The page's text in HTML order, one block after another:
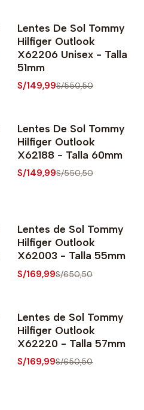
-73% OFF
Lentes De Sol Tommy
Hilfiger Outlook
X62206 Unisex - Talla
51mm
S/149,99S/550,50
-73% OFF
Lentes De Sol Tommy
Hilfiger Outlook
X62188 - Talla 60mm
S/149,99S/550,50
-74% OFF
Nuevo
Lentes de Sol Tommy
Hilfiger Outlook
X62003 - Talla 55mm
S/169,99S/650,50
-74% OFF
Nuevo
Lentes de Sol Tommy
Hilfiger Outlook
X62220 - Talla 57mm
S/169,99S/650,50